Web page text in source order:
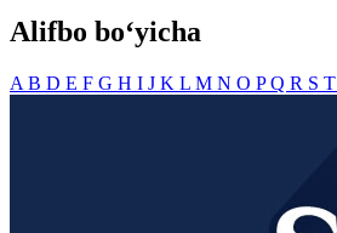
Alifbo bo‘yicha
A B D E F G H I J K L M N O PQ R S T